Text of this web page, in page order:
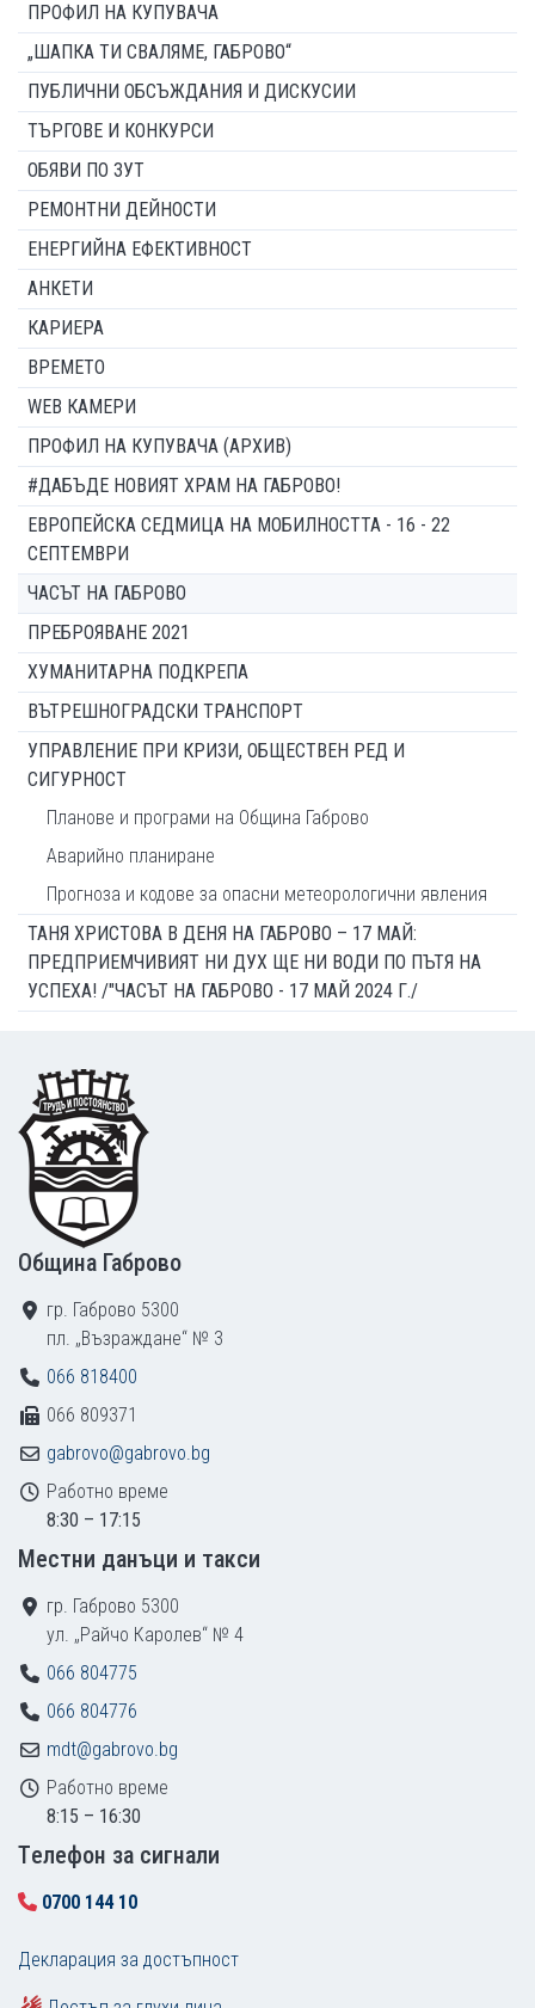
ПРОФИЛ НА КУПУВАЧА
„ШАПКА ТИ СВАЛЯМЕ, ГАБРОВО“
ПУБЛИЧНИ ОБСЪЖДАНИЯ И ДИСКУСИИ
ТЪРГОВЕ И КОНКУРСИ
ОБЯВИ ПО ЗУТ
РЕМОНТНИ ДЕЙНОСТИ
ЕНЕРГИЙНА ЕФЕКТИВНОСТ
АНКЕТИ
КАРИЕРА
ВРЕМЕТО
WEB КАМЕРИ
ПРОФИЛ НА КУПУВАЧА (АРХИВ)
#ДАБЪДЕ НОВИЯТ ХРАМ НА ГАБРОВО!
ЕВРОПЕЙСКА СЕДМИЦА НА МОБИЛНОСТТА - 16 - 22
СЕПТЕМВРИ
ЧАСЪТ НА ГАБРОВО
ПРЕБРОЯВАНЕ 2021
ХУМАНИТАРНА ПОДКРЕПА
ВЪТРЕШНОГРАДСКИ ТРАНСПОРТ
УПРАВЛЕНИЕ ПРИ КРИЗИ, ОБЩЕСТВЕН РЕД И
СИГУРНОСТ
Планове и програми на Община Габрово
Аварийно планиране
Прогноза и кодове за опасни метеорологични явления
ТАНЯ ХРИСТОВА В ДЕНЯ НА ГАБРОВО – 17 МАЙ:
ПРЕДПРИЕМЧИВИЯТ НИ ДУХ ЩЕ НИ ВОДИ ПО ПЪТЯ НА
УСПЕХА! /"ЧАСЪТ НА ГАБРОВО - 17 МАЙ 2024 Г./
Footer
Община Габрово
гр. Габрово 5300
пл. „Възраждане“ № 3
066 818400
066 809371
gabrovo@gabrovo.bg
Работно време
8:30 – 17:15
Местни данъци и такси
гр. Габрово 5300
ул. „Райчо Каролев“ № 4
066 804775
066 804776
mdt@gabrovo.bg
Работно време
8:15 – 16:30
Tелефон за сигнали
0700 144 10
Декларация за достъпност